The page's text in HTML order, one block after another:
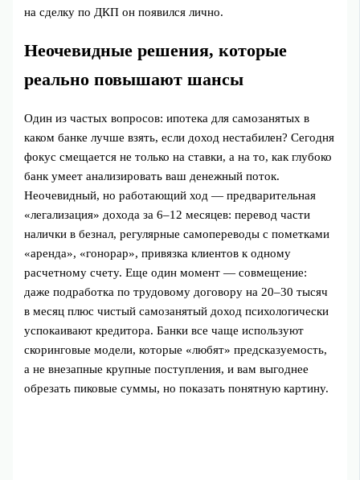
на сделку по ДКП он появился лично.
Неочевидные решения, которые
реально повышают шансы
Один из частых вопросов: ипотека для самозанятых в
каком банке лучше взять, если доход нестабилен? Сегодня
фокус смещается не только на ставки, а на то, как глубоко
банк умеет анализировать ваш денежный поток.
Неочевидный, но работающий ход — предварительная
«легализация» дохода за 6–12 месяцев: перевод части
налички в безнал, регулярные самопереводы с пометками
«аренда», «гонорар», привязка клиентов к одному
расчетному счету. Еще один момент — совмещение:
даже подработка по трудовому договору на 20–30 тысяч
в месяц плюс чистый самозанятый доход психологически
успокаивают кредитора. Банки все чаще используют
скоринговые модели, которые «любят» предсказуемость,
а не внезапные крупные поступления, и вам выгоднее
обрезать пиковые суммы, но показать понятную картину.